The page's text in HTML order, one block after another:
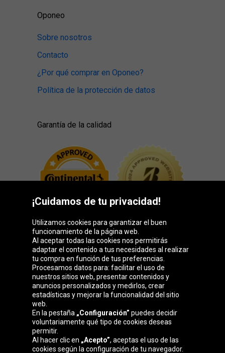
Oponeo
Sobre nosotros
Contacto
¿Por qué comprar en Oponeo?
Política de la protección de datos
Garantía de la calidad
Grupo Oponeo
Belgique
republika
France Italia Magyarország Nederland
¡Cuidamos de tu privacidad!
Utilizamos cookies para garantizar el buen
funcionamiento de la página web.
Al aceptar todas las cookies nos permitirás
adaptar el contenido a tus necesidades al realizar
tu compra en función de tus preferencias.
Procesamos datos para: facilitar el uso de
nuestros sitios web, presentar contenidos y
anuncios personalizados y medirlos, crear
estadísticas y mejorar la funcionalidad del sitio
web.
En la pestaña „Configuración” puedes decidir
voluntariamente qué tipo de cookies deseas
permitir.
Al hacer clic en „Acepto”, aceptas el uso de las
cookies según la configuración de tu navegador.